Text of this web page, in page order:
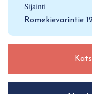
Sijainti
Romekievarintie